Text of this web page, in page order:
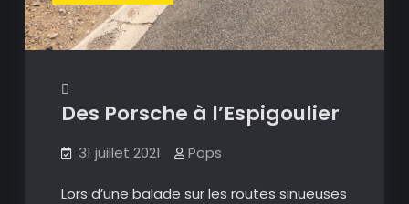
Des Porsche à l’Espigoulier
31 juillet 2021 Pops
Lors d’une balade sur les routes sinueuses